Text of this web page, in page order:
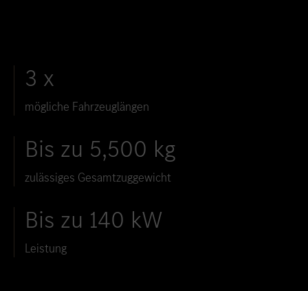
3 x
mögliche Fahrzeuglängen
Bis zu 5,500 kg
zulässiges Gesamtzuggewicht
Bis zu 140 kW
Leistung